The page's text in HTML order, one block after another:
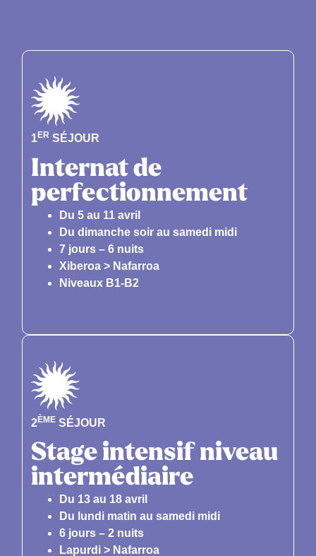
1ER SÉJOUR
Internat de
perfectionnement
Du 5 au 11 avril
Du dimanche soir au samedi midi
7 jours – 6 nuits
Xiberoa > Nafarroa
Niveaux B1-B2
2ÈMESÉJOUR
Stage intensif niveau
intermédiaire
Du 13 au 18 avril
Du lundi matin au samedi midi
6 jours – 2 nuits
Lapurdi > Nafarroa